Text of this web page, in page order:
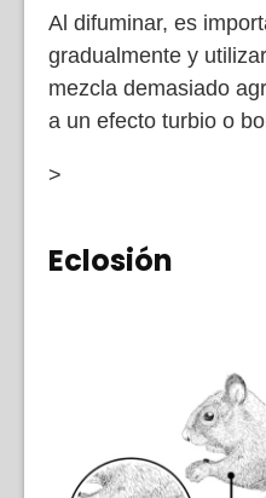
Al difuminar, es
gradualmente y
mezcla demasiado
a un efecto turbio o
>
Eclosión